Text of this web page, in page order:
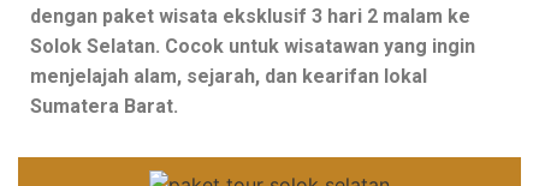
dengan paket wisata eksklusif 3 hari 2 malam ke
Solok Selatan. Cocok untuk wisatawan yang ingin
menjelajah alam, sejarah, dan kearifan lokal
Sumatera Barat.